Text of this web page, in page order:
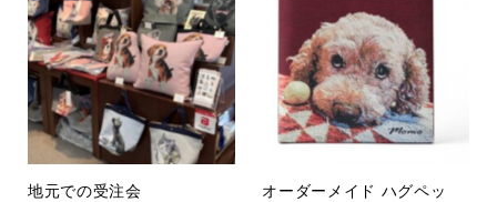
地元での受注会
オーダーメイド ハグペッ